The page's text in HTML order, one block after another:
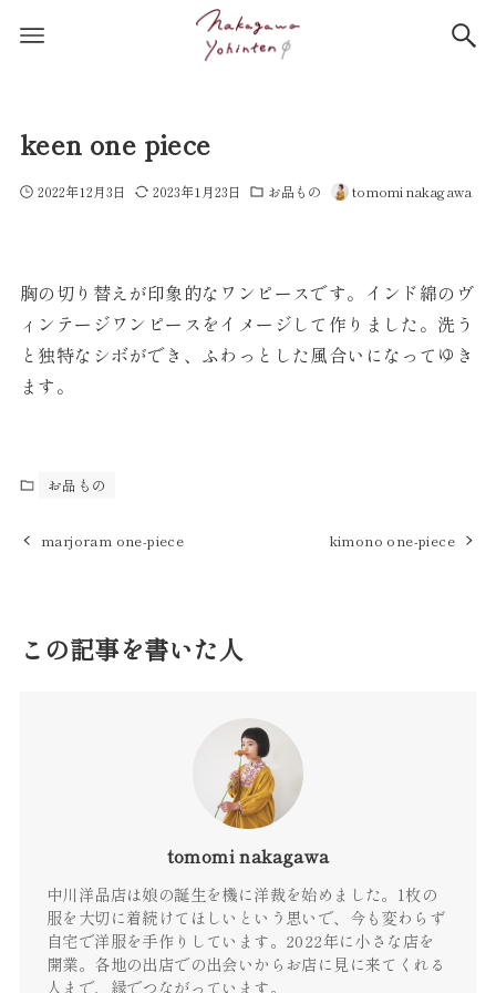
keen one piece
2022年12月3日 2023年1月23日 お品もの tomomi nakagawa
胸の切り替えが印象的なワンピースです。インド綿のヴ
ィンテージワンピースをイメージして作りました。洗う
と独特なシボができ、ふわっとした風合いになってゆき
ます。
お品もの
marjoram one-piece kimono one-piece
この記事を書いた人
tomomi nakagawa
中川洋品店は娘の誕生を機に洋裁を始めました。1枚の
服を大切に着続けてほしいという思いで、今も変わらず
自宅で洋服を手作りしています。2022年に小さな店を
開業。各地の出店での出会いからお店に見に来てくれる
人まで、縁でつながっています。